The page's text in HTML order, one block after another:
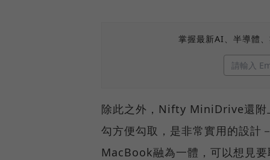
掌握最新AI、半導體
除此之外，Nifty MiniDrive還附
勾方便勾取，是非常實用的設
MacBook融為一體，可以想見